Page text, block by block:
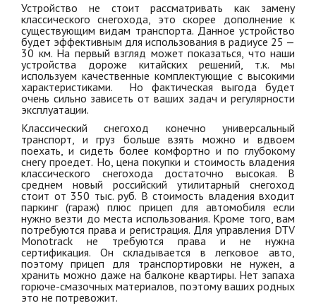
Устройство не стоит рассматривать как замену
классического снегохода, это скорее дополнение к
существующим видам транспорта. Данное устройство
будет эффективным для использования в радиусе 25 —
30 км. На первый взгляд может показаться, что наши
устройства дороже китайских решений, т.к. мы
используем качественные комплектующие с высокими
характеристиками. Но фактическая выгода будет
очень сильно зависеть от ваших задач и регулярности
эксплуатации.
Классический снегоход конечно универсальный
транспорт, и груз больше взять можно и вдвоем
поехать, и сидеть более комфортно и по глубокому
снегу проедет. Но, цена покупки и стоимость владения
классического снегохода достаточно высокая. В
среднем новый российский утилитарный снегоход
стоит от 350 тыс. руб. В стоимость владения входит
паркинг (гараж) плюс прицеп для автомобиля если
нужно везти до места использования. Кроме того, вам
потребуются права и регистрация. Для управления DTV
Monotrack не требуются права и не нужна
сертификация. Он складывается в легковое авто,
поэтому прицеп для транспортировки не нужен, а
хранить можно даже на балконе квартиры. Нет запаха
горюче-смазочных материалов, поэтому ваших родных
это не потревожит.